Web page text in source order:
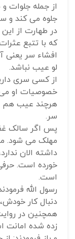
از جمله جلوات
جلوه می کند و
در طهارت از
که با تتبع
افشاء سر یعنی
لو عیب نباشد.
از کسی سری
خصوصیات او می
هرچند عیب هم
سر.
پس اگر سالک
مهلک می شود.
داشته الان
خورده است.
است.
رسول الله
دنبال کار
همچنین در
زده شده